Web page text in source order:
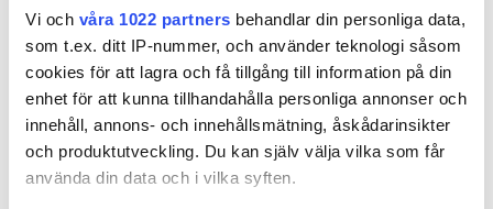
Vi och våra 1022 partners behandlar din personliga data,
som t.ex. ditt IP-nummer, och använder teknologi såsom
cookies för att lagra och få tillgång till information på din
enhet för att kunna tillhandahålla personliga annonser och
innehåll, annons- och innehållsmätning, åskådarinsikter
och produktutveckling. Du kan själv välja vilka som får
använda din data och i vilka syften.
610003
Hiustenpidennys Pakki - Basic